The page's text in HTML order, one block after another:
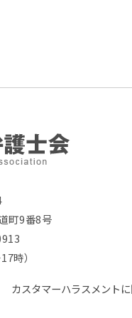
町9番8号
時）
カスタマーハラスメント